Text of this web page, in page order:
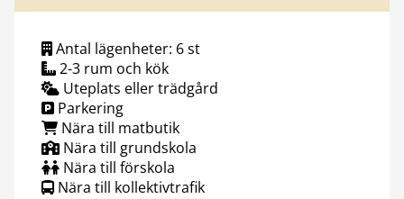
Antal lägenheter: 6 st
2-3 rum och kök
Uteplats eller trädgård
Parkering
Nära till matbutik
Nära till grundskola
Nära till förskola
Nära till kollektivtrafik